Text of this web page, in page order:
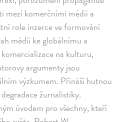
mezi komerčními médii a
role inzerce ve formování
médií ke globálnímu a
na kulturu,
argumenty jsou
výzkumem. Přináší hutnou
žurnalistiky.
úvodem pro všechny, kteří